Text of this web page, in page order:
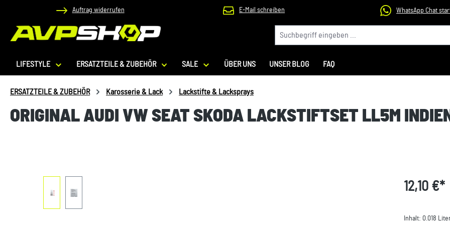
Hauptinhalt springen
Zur Suche springen
Zur Hauptnavigation springen
Auftrag widerrufen E-Mail schreiben WhatsApp Chat
LIFESTYLE ERSATZTEILE & ZUBEHÖR SALE ÜBER UNS UNSER BLOG FAQ
ERSATZTEILE & ZUBEHÖR Karosserie & Lack Lackstifte & Lacksprays
ORIGINAL AUDI VW SEAT SKODA LACKSTIFTSET LL5M
12,10 €*
Inhalt: 0.018